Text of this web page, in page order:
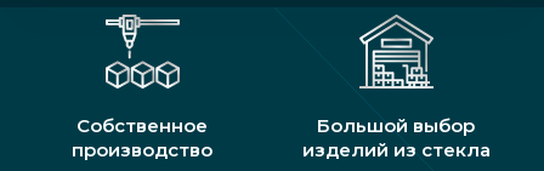
Собственное
производство
Большой выбор
изделий из стекла